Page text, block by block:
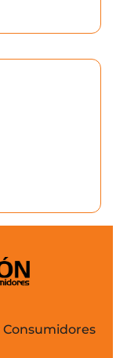
Consumidores